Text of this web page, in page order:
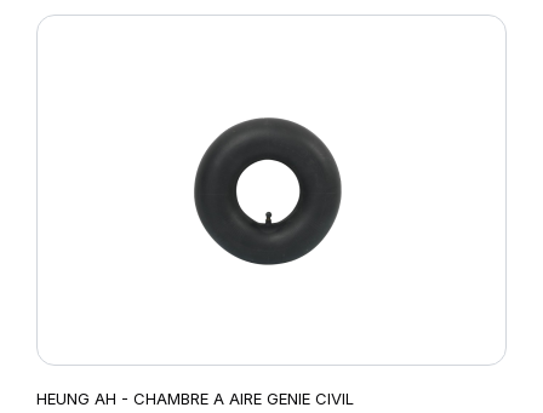
HEUNG AH - CHAMBRE A AIRE GENIE CIVIL